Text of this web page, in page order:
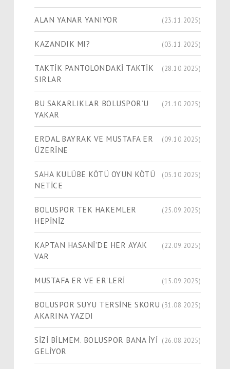
ALAN YANAR YANIYOR (23.11.2025)
KAZANDIK MI? (03.11.2025)
TAKTİK PANTOLONDAKİ TAKTİK
SIRLAR
(28.10.2025)
BU SAKARLIKLAR BOLUSPOR’U
YAKAR
(21.10.2025)
ERDAL BAYRAK VE MUSTAFA ER
ÜZERİNE
(09.10.2025)
SAHA KULÜBE KÖTÜ OYUN KÖTÜ
NETİCE
(05.10.2025)
BOLUSPOR TEK HAKEMLER
HEPİNİZ
(25.09.2025)
KAPTAN HASANİ’DE HER AYAK
VAR
(22.09.2025)
MUSTAFA ER VE ER’LERİ (15.09.2025)
BOLUSPOR SUYU TERSİNE SKORU
AKARINA YAZDI
(31.08.2025)
SİZİ BİLMEM. BOLUSPOR BANA İYİ
GELİYOR
(26.08.2025)